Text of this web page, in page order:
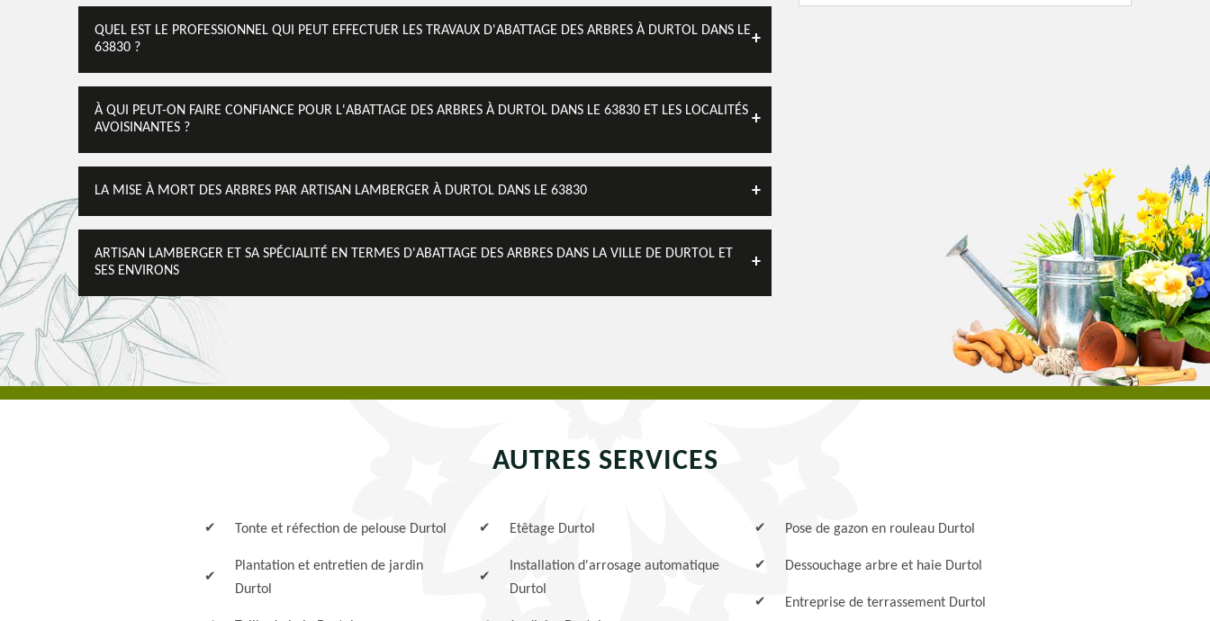
QUEL EST LE PROFESSIONNEL QUI PEUT EFFECTUER LES TRAVAUX D'ABATTAGE DES ARBRES À DURTOL DANS LE
63830 ?
À QUI PEUT-ON FAIRE CONFIANCE POUR L'ABATTAGE DES ARBRES À DURTOL DANS LE 63830 ET LES LOCALITÉS
AVOISINANTES ?
LA MISE À MORT DES ARBRES PAR ARTISAN LAMBERGER À DURTOL DANS LE 63830
ARTISAN LAMBERGER ET SA SPÉCIALITÉ EN TERMES D'ABATTAGE DES ARBRES DANS LA VILLE DE DURTOL ET
SES ENVIRONS
AUTRES SERVICES
Tonte et réfection de pelouse Durtol
Plantation et entretien de jardin
Durtol
Etêtage Durtol
Installation d'arrosage automatique
Durtol
Pose de gazon en rouleau Durtol
Dessouchage arbre et haie Durtol
Entreprise de terrassement Durtol